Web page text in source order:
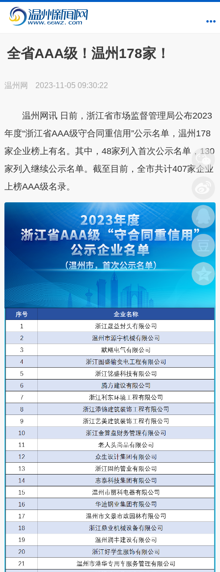
全省AAA级！温州178家！
温州网 2023-11-05 09:30:22
温州网讯 日前，浙江省市场监督管理局公布2023
年度“浙江省AAA级守合同重信用”公示名单，温州178
家企业榜上有名。其中，48家列入首次公示名单，130
家列入继续公示名单。截至目前，全市共计407家企业
上榜AAA级名录。